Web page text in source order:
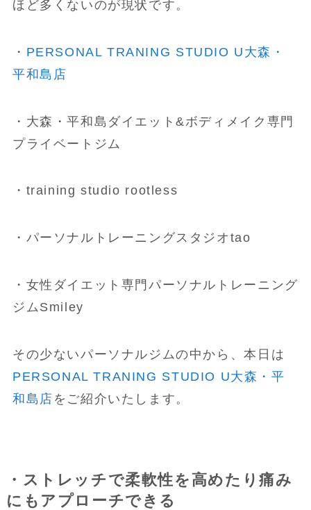
ほど多くないのが現状です。
・ PERSONAL TRANING STUDIO U大森・
平和島店
・大森・平和島ダイエット&ボディメイク専門
プライベートジム
・training studio rootless
・パーソナルトレーニングスタジオtao
・女性ダイエット専門パーソナルトレーニング
ジムSmiley
その少ないパーソナルジムの中から、本日は
PERSONAL TRANING STUDIO U大森・平
和島店 をご紹介いたします。
・ストレッチで柔軟性を高めたり痛み
にもアプローチできる